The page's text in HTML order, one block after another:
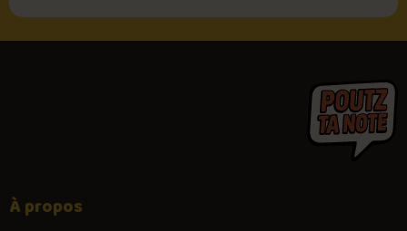
À propos